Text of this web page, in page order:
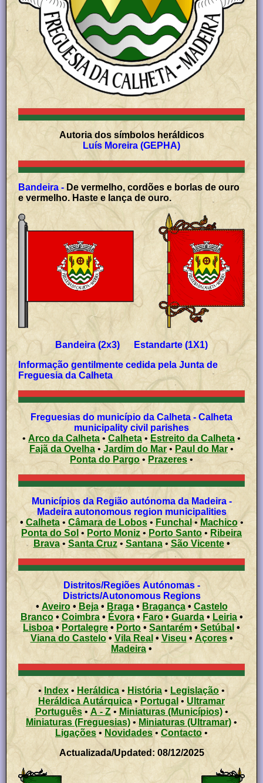
Autoria dos símbolos heráldicos
Luís Moreira (GEPHA)
Bandeira - De vermelho, cordões e borlas de ouro
e vermelho. Haste e lança de ouro.
Bandeira (2x3) Estandarte (1X1)
Informação gentilmente cedida pela Junta de
Freguesia da Calheta
Freguesias do município da Calheta - Calheta
municipality civil parishes
• Arco da Calheta • Calheta•Estreito da Calheta •
Fajã da Ovelha •Jardim do Mar • Paul do Mar •
Ponta do Pargo • Prazeres •
Municípios da Região autónoma da Madeira -
Madeira autonomous region municipalities
• Calheta• Câmara de Lobos• Funchal • Machico•
Ponta do Sol • Porto Moniz • Porto Santo • Ribeira
Brava• Santa Cruz• Santana• São Vicente •
Distritos/Regiões Autónomas -
Districts/Autonomous Regions
• Aveiro• Beja• Braga• Bragança•Castelo
Branco• Coimbra• Évora•Faro• Guarda• Leiria•
Lisboa • Portalegre • Porto • Santarém •Setúbal •
Viana do Castelo• Vila Real • Viseu• Açores •
Madeira •
• Index• Heráldica • História • Legislação •
Heráldica Autárquica • Portugal • Ultramar
Português• A - Z• Miniaturas (Municípios)•
Miniaturas (Freguesias) •Miniaturas (Ultramar) •
Ligações• Novidades• Contacto •
Actualizada/Updated: 08/12/2025